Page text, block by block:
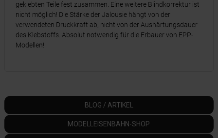
geklebten Teile fest zusammen. Eine weitere Blindkorrektur ist
nicht möglich! Die Stärke der Jalousie hängt von der
verwendeten Druckkraft ab, nicht von der Aushärtungsdauer
des Klebstoffs. Absolut notwendig für die Erbauer von EPP-
Modellen!
BLOG / ARTIKEL
MODELLEISENBAHN-SHOP